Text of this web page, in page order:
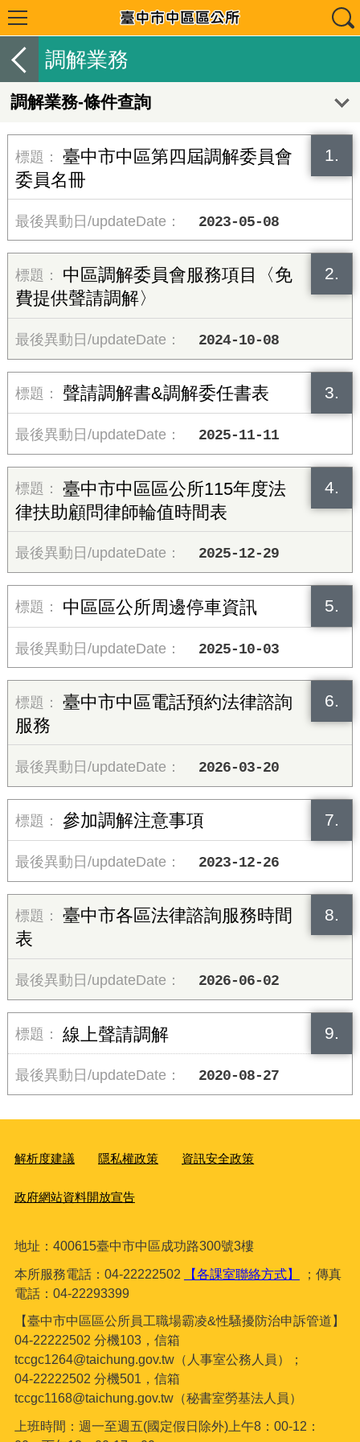
調解業務
調解業務-條件查詢
1.
臺中市中區第四屆調解委員會
委員名冊
2023-05-08
2.
中區調解委員會服務項目〈免
費提供聲請調解〉
2024-10-08
3.
聲請調解書&調解委任書表
2025-11-11
4.
臺中市中區區公所115年度法
律扶助顧問律師輪值時間表
2025-12-29
5.
中區區公所周邊停車資訊
2025-10-03
6.
臺中市中區電話預約法律諮詢
服務
2026-03-20
7.
參加調解注意事項
2023-12-26
8.
臺中市各區法律諮詢服務時間
表
2026-06-02
9.
線上聲請調解
2020-08-27
解析度建議 隱私權政策 資訊安全政策
政府網站資料開放宣告
地址：400615臺中市中區成功路300號3樓
本所服務電話：04-22222502 【各課室聯絡方式】
；傳真
電話：04-22293399
【臺中市中區區公所員工職場霸凌&性騷擾防治申訴管道】
04-22222502 分機103，信箱
tccgc1264@taichung.gov.tw（人事室公務人員）；
04-22222502 分機501，信箱
tccgc1168@taichung.gov.tw（秘書室勞基法人員）
上班時間：週一至週五(國定假日除外)上午8：00-12：